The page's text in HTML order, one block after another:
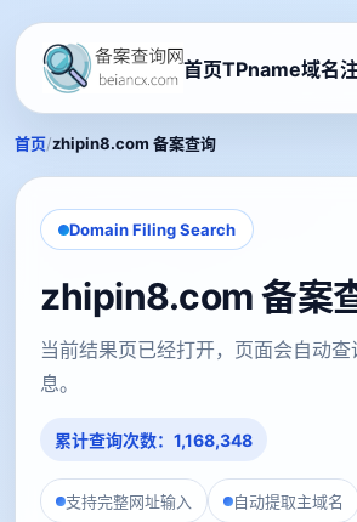
首页TPname域名
首页/zhipin8.com 备案查询
Domain Filing Search
zhipin8.com 备案
当前结果页已经打开，页面会自动
息。
累计查询次数：1,168,348
支持完整网址输入 自动提取主域名